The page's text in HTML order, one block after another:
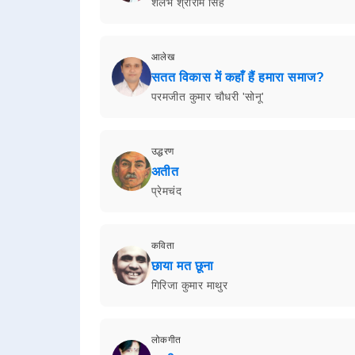
आलेख
सतत विकास में कहाँ हैं हमारा समाज?
परमजीत कुमार चौधरी 'सोनू'
उद्धरण
अतीत
प्रेमचंद
कविता
छाया मत छूना
गिरिजा कुमार माथुर
लोकगीत